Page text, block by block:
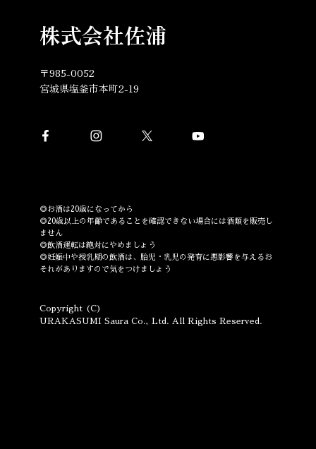
株式会社佐浦
〒985-0052
宮城県塩釜市本町2-19
◎お酒は20歳になってから
◎20歳以上の年齢であることを確認できない場合には酒類を販売し
ません
◎飲酒運転は絶対にやめましょう
◎妊娠中や授乳期の飲酒は、胎児・乳児の発育に悪影響を与えるお
それがありますので気をつけましょう
Copyright (C)
URAKASUMI Saura Co., Ltd. All Rights Reserved.